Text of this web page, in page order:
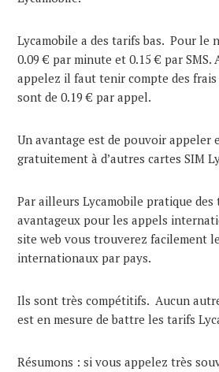
Lycamobile a des tarifs bas. Pour le
0.09 € par minute et 0.15 € par
appelez il faut tenir compte des
sont de 0.19 € par appel.
Un avantage est de pouvoir appeler
gratuitement à d’autres cartes SIM
Par ailleurs Lycamobile pratique des
avantageux pour les appels
site web vous trouverez facilement
internationaux par pays.
Ils sont très compétitifs. Aucun
est en mesure de battre les tarifs
Résumons : si vous appelez très